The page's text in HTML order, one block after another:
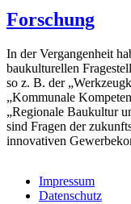
Forschung
In der Vergangenheit
baukulturellen
so z. B. der
„Kommunale
„Regionale Baukultur
sind Fragen der
innovativen
Impressum
Datenschutz